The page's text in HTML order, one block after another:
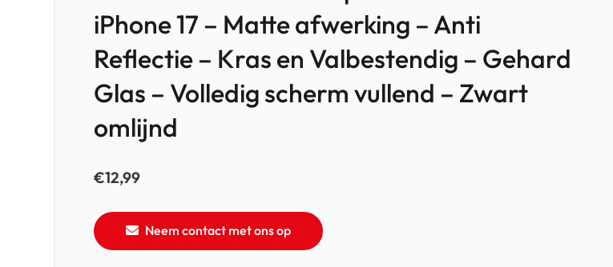
iPhone 17 – Matte afwerking – Anti
Reflectie – Kras en Valbestendig – Gehard
Glas – Volledig scherm vullend – Zwart
omlijnd
€12,99
Neem contact met ons op